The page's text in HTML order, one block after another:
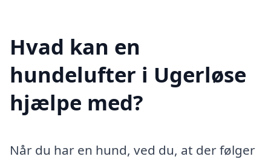
Hvad kan en
hundelufter i Ugerløse
hjælpe med?
Når du har en hund, ved du, at der følger